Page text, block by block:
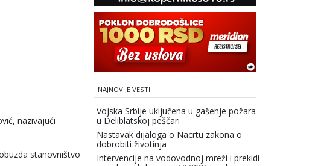
nazivajući
stanovništvo
NAJNOVIJE VESTI
Vojska Srbije uključena u gašenje požara
u Deliblatskoj peščari
Nastavak dijaloga o Nacrtu zakona o
dobrobiti životinja
Intervencije na vodovodnoj mreži i prekidi